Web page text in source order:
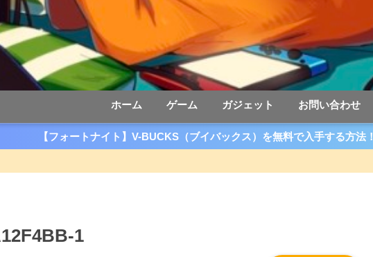
ホーム ゲーム ガジェット お問い合わせ
【フォートナイト】V-BUCKS（ブイバックス）を無料で入手する方法！
1